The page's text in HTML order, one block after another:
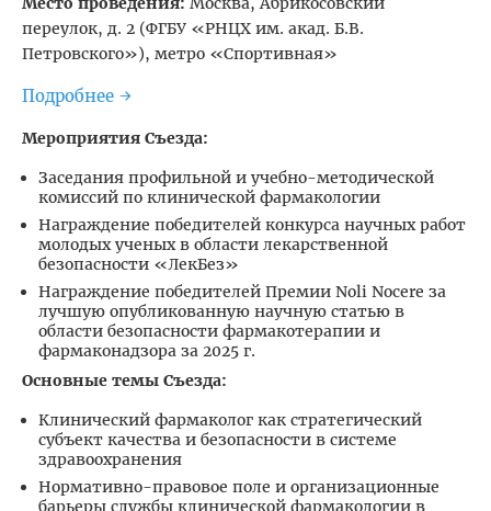
переулок, д. 2 (ФГБУ «РНЦХ им. акад. Б.В.
Петровского»), метро «Спортивная»
Подробнее →
Мероприятия Съезда:
Заседания профильной и учебно-методической
комиссий по клинической фармакологии
Награждение победителей конкурса научных работ
молодых ученых в области лекарственной
безопасности «ЛекБез»
Награждение победителей Премии Noli Nocere за
лучшую опубликованную научную статью в
области безопасности фармакотерапии и
фармаконадзора за 2025 г.
Основные темы Съезда:
Клинический фармаколог как стратегический
субъект качества и безопасности в системе
здравоохранения
Нормативно-правовое поле и организационные
барьеры службы клинической фармакологии в